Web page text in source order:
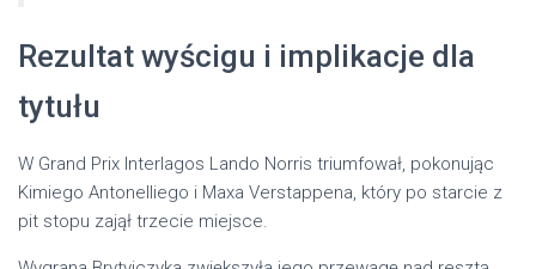
Rezultat wyścigu i implikacje dla
tytułu
W Grand Prix Interlagos Lando Norris triumfował, pokonując
Kimiego Antonelliego i Maxa Verstappena, który po starcie z
pit stopu zajął trzecie miejsce.